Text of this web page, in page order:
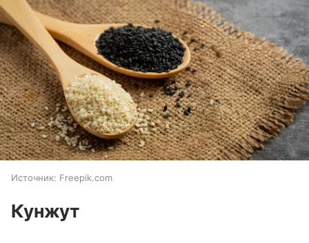
Источник: Freepik.com
Кунжут